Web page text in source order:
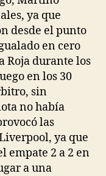
ya que
desde el punto
en cero
Roja durante los
en los 30
sin
no había
las
ya que
empate 2 a 2 en
a una